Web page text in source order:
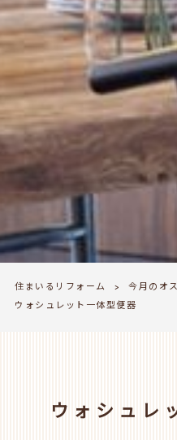
住まいるリフォーム > 今月のオ
ウォシュレット一体型便器
ウォシュレ